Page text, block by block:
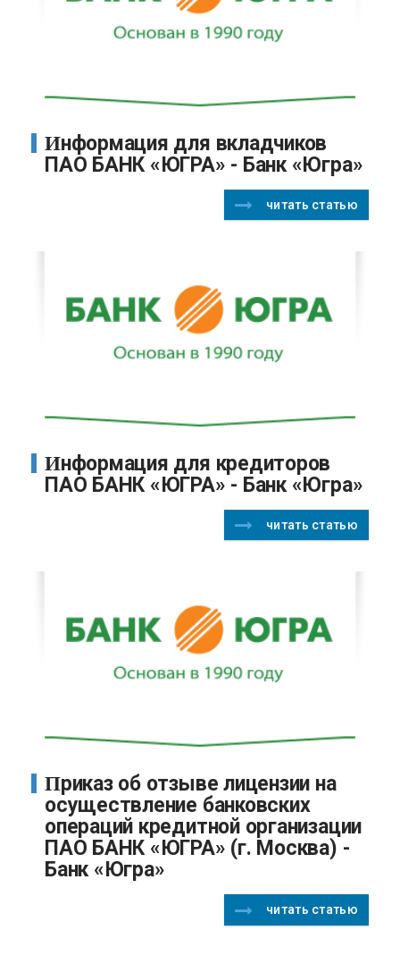
Информация для вкладчиков
ПАО БАНК «ЮГРА» - Банк «Югра»
читать статью
Информация для кредиторов
ПАО БАНК «ЮГРА» - Банк «Югра»
читать статью
Приказ об отзыве лицензии на
осуществление банковских
операций кредитной организации
ПАО БАНК «ЮГРА» (г. Москва) -
Банк «Югра»
читать статью